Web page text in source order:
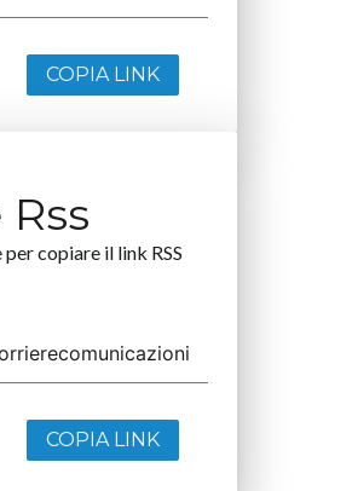
COPIA LINK
copiare il link RSS
COPIA LINK